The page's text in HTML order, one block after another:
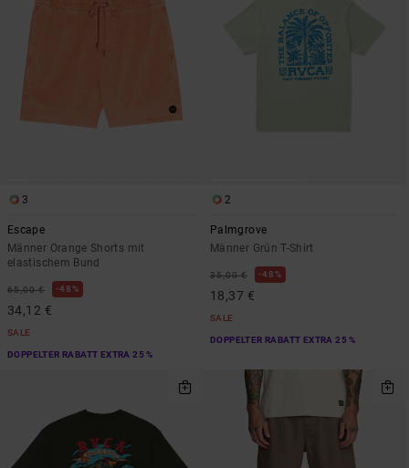
3
Escape
Männer Orange Shorts mit
elastischem Bund
65,00 € 48%
34,12 €
SALE
DOPPELTER RABATT EXTRA 25 %
2
Palmgrove
Männer Grün T-Shirt
35,00 € 48%
18,37 €
SALE
DOPPELTER RABATT EXTRA 25 %